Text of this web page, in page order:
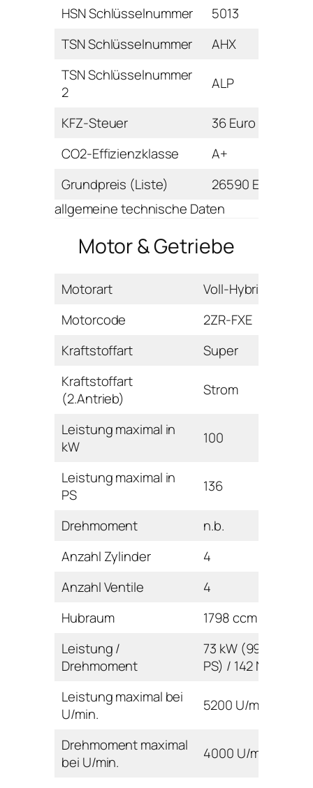
HSN Schlüsselnummer
5013
TSN Schlüsselnummer
AHX
TSN Schlüsselnummer
2
ALP
KFZ-Steuer
36 Euro
CO2-Effizienzklasse
A+
Grundpreis (Liste)
26590 Euro
allgemeine technische Daten
Motor & Getriebe
Motorart
Voll-Hybrid
Motorcode
2ZR-FXE
Kraftstoffart
Super
Kraftstoffart
(2.Antrieb)
Strom
Leistung maximal in
kW
100
Leistung maximal in
PS
136
Drehmoment
n.b.
Anzahl Zylinder
4
Anzahl Ventile
4
Hubraum
1798 ccm
Leistung /
Drehmoment
73 kW (99
PS) / 142 Nm
Leistung maximal bei
U/min.
5200 U/min
Drehmoment maximal
bei U/min.
4000 U/min